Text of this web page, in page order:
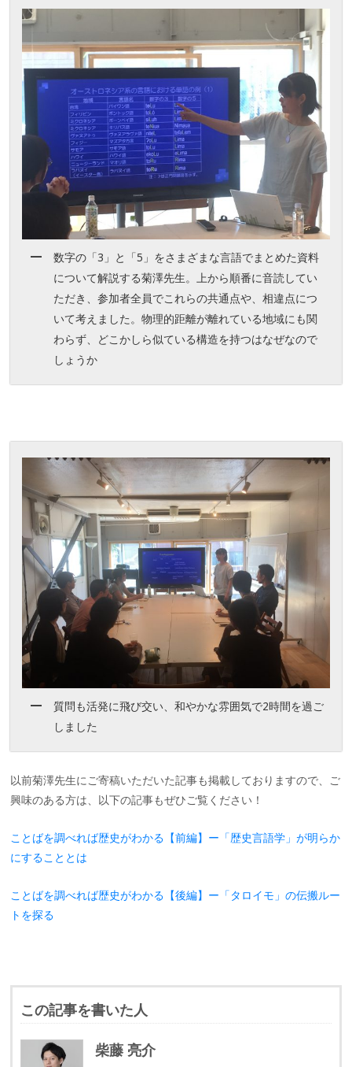
数字の「3」と「5」をさまざまな言語でまとめた資料
について解説する菊澤先生。上から順番に音読してい
ただき、参加者全員でこれらの共通点や、相違点につ
いて考えました。物理的距離が離れている地域にも関
わらず、どこかしら似ている構造を持つはなぜなので
しょうか
質問も活発に飛び交い、和やかな雰囲気で2時間を過ご
しました
以前菊澤先生にご寄稿いただいた記事も掲載しておりますので、ご
興味のある方は、以下の記事もぜひご覧ください！
ことばを調べれば歴史がわかる【前編】ー「歴史言語学」が明らか
にすることとは
ことばを調べれば歴史がわかる【後編】ー「タロイモ」の伝搬ルー
トを探る
この記事を書いた人
柴藤 亮介